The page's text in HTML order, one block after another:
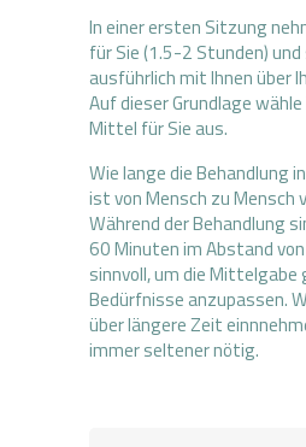
In einer ersten Sitzung
für Sie (1.5-2 Stunden) und
ausführlich mit Ihnen über
Auf dieser Grundlage
Mittel für Sie aus.
Wie lange die Behandlung
ist von Mensch zu Mensch
Während der Behandlung
60 Minuten im Abstand
sinnvoll, um die Mittelgabe
Bedürfnisse anzupassen.
über längere Zeit
immer seltener nötig.